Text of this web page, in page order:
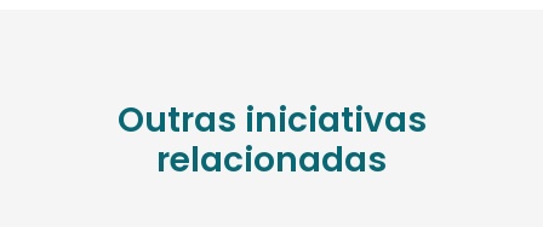
Outras iniciativas
relacionadas